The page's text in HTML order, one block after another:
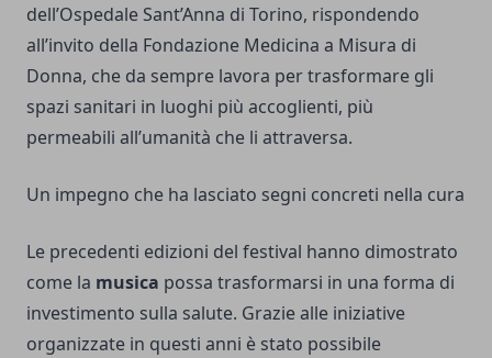
dell’Ospedale Sant’Anna di Torino, rispondendo
all’invito della Fondazione Medicina a Misura di
Donna, che da sempre lavora per trasformare gli
spazi sanitari in luoghi più accoglienti, più
permeabili all’umanità che li attraversa.
Un impegno che ha lasciato segni concreti nella cura
Le precedenti edizioni del festival hanno dimostrato
come la musica possa trasformarsi in una forma di
investimento sulla salute. Grazie alle iniziative
organizzate in questi anni è stato possibile